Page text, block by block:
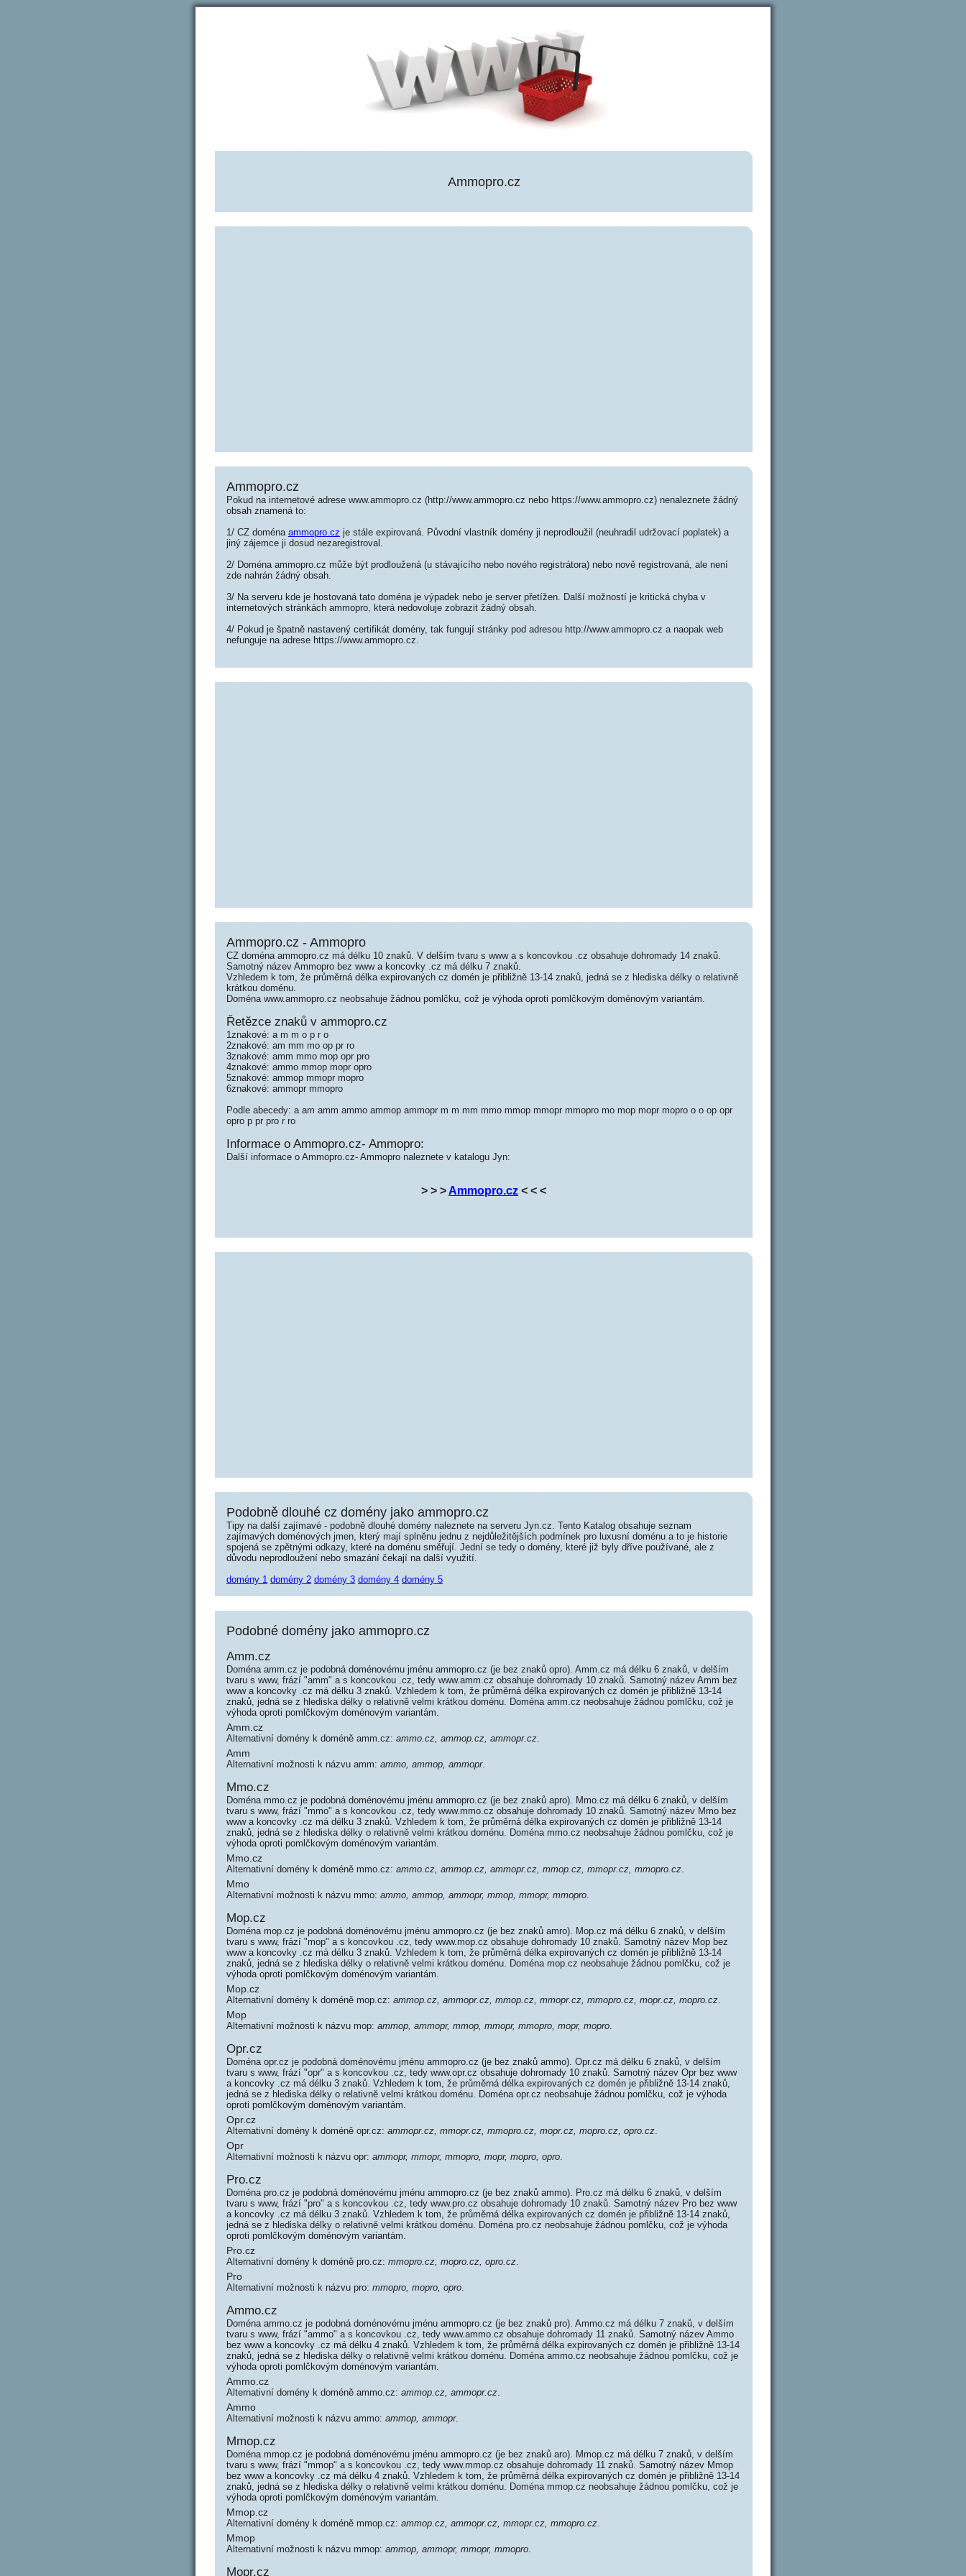
Ammopro.cz
Ammopro.cz
Pokud na internetové adrese www.ammopro.cz (http://www.ammopro.cz nebo https://www.ammopro.cz) nenaleznete žádný
obsah znamená to:
1/ CZ doména ammopro.cz je stále expirovaná. Původní vlastník domény ji neprodloužil (neuhradil udržovací poplatek) a
jiný zájemce ji dosud nezaregistroval.
2/ Doména ammopro.cz může být prodloužená (u stávajícího nebo nového registrátora) nebo nově registrovaná, ale není
zde nahrán žádný obsah.
3/ Na serveru kde je hostovaná tato doména je výpadek nebo je server přetížen. Další možností je kritická chyba v
internetových stránkách ammopro, která nedovoluje zobrazit žádný obsah.
4/ Pokud je špatně nastavený certifikát domény, tak fungují stránky pod adresou http://www.ammopro.cz a naopak web
nefunguje na adrese https://www.ammopro.cz.
Ammopro.cz - Ammopro
CZ doména ammopro.cz má délku 10 znaků. V delším tvaru s www a s koncovkou .cz obsahuje dohromady 14 znaků.
Samotný název Ammopro bez www a koncovky .cz má délku 7 znaků.
Vzhledem k tom, že průměrná délka expirovaných cz domén je přibližně 13-14 znaků, jedná se z hlediska délky o relativně
krátkou doménu.
Doména www.ammopro.cz neobsahuje žádnou pomlčku, což je výhoda oproti pomlčkovým doménovým variantám.
Řetězce znaků v ammopro.cz
1znakové: a m m o p r o
2znakové: am mm mo op pr ro
3znakové: amm mmo mop opr pro
4znakové: ammo mmop mopr opro
5znakové: ammop mmopr mopro
6znakové: ammopr mmopro
Podle abecedy: a am amm ammo ammop ammopr m m mm mmo mmop mmopr mmopro mo mop mopr mopro o o op opr
opro p pr pro r ro
Informace o Ammopro.cz- Ammopro:
Další informace o Ammopro.cz- Ammopro naleznete v katalogu Jyn:
> > > Ammopro.cz < < <
Podobně dlouhé cz domény jako ammopro.cz
Tipy na další zajímavé - podobně dlouhé domény naleznete na serveru Jyn.cz. Tento Katalog obsahuje seznam
zajímavých doménových jmen, který mají splněnu jednu z nejdůležitějších podmínek pro luxusní doménu a to je historie
spojená se zpětnými odkazy, které na doménu směřují. Jední se tedy o domény, které již byly dříve používané, ale z
důvodu neprodloužení nebo smazání čekají na další využití.
domény 1 domény 2 domény 3 domény 4 domény 5
Podobné domény jako ammopro.cz
Amm.cz
Doména amm.cz je podobná doménovému jménu ammopro.cz (je bez znaků opro). Amm.cz má délku 6 znaků, v delším
tvaru s www, frází "amm" a s koncovkou .cz, tedy www.amm.cz obsahuje dohromady 10 znaků. Samotný název Amm bez
www a koncovky .cz má délku 3 znaků. Vzhledem k tom, že průměrná délka expirovaných cz domén je přibližně 13-14
znaků, jedná se z hlediska délky o relativně velmi krátkou doménu. Doména amm.cz neobsahuje žádnou pomlčku, což je
výhoda oproti pomlčkovým doménovým variantám.
Amm.cz
Alternativní domény k doméně amm.cz: ammo.cz, ammop.cz, ammopr.cz.
Amm
Alternativní možnosti k názvu amm: ammo, ammop, ammopr.
Mmo.cz
Doména mmo.cz je podobná doménovému jménu ammopro.cz (je bez znaků apro). Mmo.cz má délku 6 znaků, v delším
tvaru s www, frází "mmo" a s koncovkou .cz, tedy www.mmo.cz obsahuje dohromady 10 znaků. Samotný název Mmo bez
www a koncovky .cz má délku 3 znaků. Vzhledem k tom, že průměrná délka expirovaných cz domén je přibližně 13-14
znaků, jedná se z hlediska délky o relativně velmi krátkou doménu. Doména mmo.cz neobsahuje žádnou pomlčku, což je
výhoda oproti pomlčkovým doménovým variantám.
Mmo.cz
Alternativní domény k doméně mmo.cz: ammo.cz, ammop.cz, ammopr.cz, mmop.cz, mmopr.cz, mmopro.cz.
Mmo
Alternativní možnosti k názvu mmo: ammo, ammop, ammopr, mmop, mmopr, mmopro.
Mop.cz
Doména mop.cz je podobná doménovému jménu ammopro.cz (je bez znaků amro). Mop.cz má délku 6 znaků, v delším
tvaru s www, frází "mop" a s koncovkou .cz, tedy www.mop.cz obsahuje dohromady 10 znaků. Samotný název Mop bez
www a koncovky .cz má délku 3 znaků. Vzhledem k tom, že průměrná délka expirovaných cz domén je přibližně 13-14
znaků, jedná se z hlediska délky o relativně velmi krátkou doménu. Doména mop.cz neobsahuje žádnou pomlčku, což je
výhoda oproti pomlčkovým doménovým variantám.
Mop.cz
Alternativní domény k doméně mop.cz: ammop.cz, ammopr.cz, mmop.cz, mmopr.cz, mmopro.cz, mopr.cz, mopro.cz.
Mop
Alternativní možnosti k názvu mop: ammop, ammopr, mmop, mmopr, mmopro, mopr, mopro.
Opr.cz
Doména opr.cz je podobná doménovému jménu ammopro.cz (je bez znaků ammo). Opr.cz má délku 6 znaků, v delším
tvaru s www, frází "opr" a s koncovkou .cz, tedy www.opr.cz obsahuje dohromady 10 znaků. Samotný název Opr bez www
a koncovky .cz má délku 3 znaků. Vzhledem k tom, že průměrná délka expirovaných cz domén je přibližně 13-14 znaků,
jedná se z hlediska délky o relativně velmi krátkou doménu. Doména opr.cz neobsahuje žádnou pomlčku, což je výhoda
oproti pomlčkovým doménovým variantám.
Opr.cz
Alternativní domény k doméně opr.cz: ammopr.cz, mmopr.cz, mmopro.cz, mopr.cz, mopro.cz, opro.cz.
Opr
Alternativní možnosti k názvu opr: ammopr, mmopr, mmopro, mopr, mopro, opro.
Pro.cz
Doména pro.cz je podobná doménovému jménu ammopro.cz (je bez znaků ammo). Pro.cz má délku 6 znaků, v delším
tvaru s www, frází "pro" a s koncovkou .cz, tedy www.pro.cz obsahuje dohromady 10 znaků. Samotný název Pro bez www
a koncovky .cz má délku 3 znaků. Vzhledem k tom, že průměrná délka expirovaných cz domén je přibližně 13-14 znaků,
jedná se z hlediska délky o relativně velmi krátkou doménu. Doména pro.cz neobsahuje žádnou pomlčku, což je výhoda
oproti pomlčkovým doménovým variantám.
Pro.cz
Alternativní domény k doméně pro.cz: mmopro.cz, mopro.cz, opro.cz.
Pro
Alternativní možnosti k názvu pro: mmopro, mopro, opro.
Ammo.cz
Doména ammo.cz je podobná doménovému jménu ammopro.cz (je bez znaků pro). Ammo.cz má délku 7 znaků, v delším
tvaru s www, frází "ammo" a s koncovkou .cz, tedy www.ammo.cz obsahuje dohromady 11 znaků. Samotný název Ammo
bez www a koncovky .cz má délku 4 znaků. Vzhledem k tom, že průměrná délka expirovaných cz domén je přibližně 13-14
znaků, jedná se z hlediska délky o relativně velmi krátkou doménu. Doména ammo.cz neobsahuje žádnou pomlčku, což je
výhoda oproti pomlčkovým doménovým variantám.
Ammo.cz
Alternativní domény k doméně ammo.cz: ammop.cz, ammopr.cz.
Ammo
Alternativní možnosti k názvu ammo: ammop, ammopr.
Mmop.cz
Doména mmop.cz je podobná doménovému jménu ammopro.cz (je bez znaků aro). Mmop.cz má délku 7 znaků, v delším
tvaru s www, frází "mmop" a s koncovkou .cz, tedy www.mmop.cz obsahuje dohromady 11 znaků. Samotný název Mmop
bez www a koncovky .cz má délku 4 znaků. Vzhledem k tom, že průměrná délka expirovaných cz domén je přibližně 13-14
znaků, jedná se z hlediska délky o relativně velmi krátkou doménu. Doména mmop.cz neobsahuje žádnou pomlčku, což je
výhoda oproti pomlčkovým doménovým variantám.
Mmop.cz
Alternativní domény k doméně mmop.cz: ammop.cz, ammopr.cz, mmopr.cz, mmopro.cz.
Mmop
Alternativní možnosti k názvu mmop: ammop, ammopr, mmopr, mmopro.
Mopr.cz